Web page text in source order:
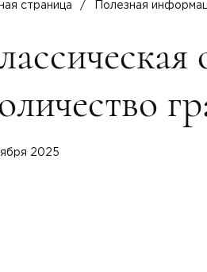
страница Полезная
2025